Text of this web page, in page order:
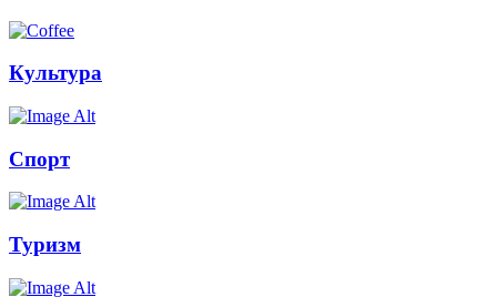
Культура
Спорт
Туризм